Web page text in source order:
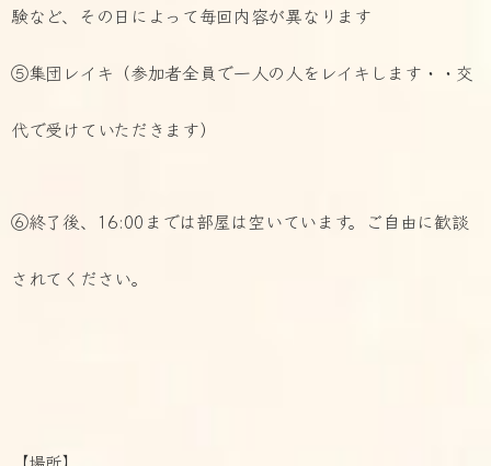
験など、その日によって毎回内容が異なります
⑤集団レイキ（参加者全員で一人の人をレイキします・・交
代で受けていただきます）
⑥終了後、16:00までは部屋は空いています。ご自由に歓談
されてください。